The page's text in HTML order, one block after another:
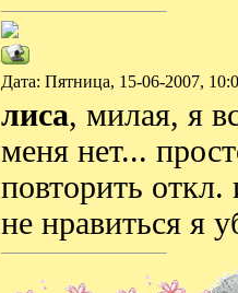
Дата: Пятница, 15-06-2007,
лиса, милая, я
меня нет...
повторить
не нравиться я